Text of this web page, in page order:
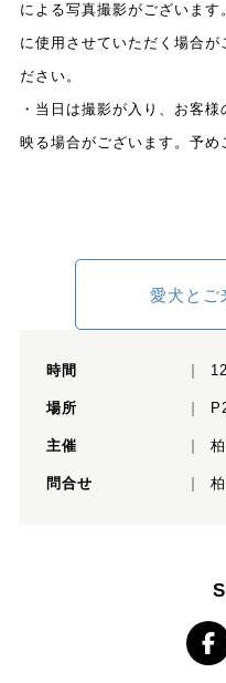
による写真撮影がございま
に使用させていただく場合が
ださい。
・当日は撮影が入り、お客
映る場合がございます。予め
愛犬とご
時間
場所
主催
問合せ